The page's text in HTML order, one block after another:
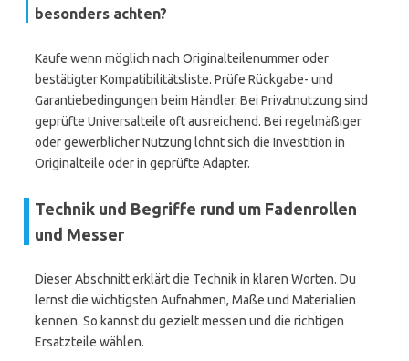
besonders achten?
Kaufe wenn möglich nach Originalteilenummer oder
bestätigter Kompatibilitätsliste. Prüfe Rückgabe- und
Garantiebedingungen beim Händler. Bei Privatnutzung sind
geprüfte Universalteile oft ausreichend. Bei regelmäßiger
oder gewerblicher Nutzung lohnt sich die Investition in
Originalteile oder in geprüfte Adapter.
Technik und Begriffe rund um Fadenrollen
und Messer
Dieser Abschnitt erklärt die Technik in klaren Worten. Du
lernst die wichtigsten Aufnahmen, Maße und Materialien
kennen. So kannst du gezielt messen und die richtigen
Ersatzteile wählen.